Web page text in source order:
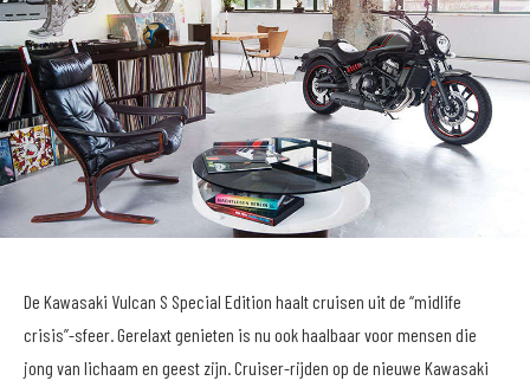
De Kawasaki Vulcan S Special Edition haalt cruisen uit de “midlife
crisis”-sfeer. Gerelaxt genieten is nu ook haalbaar voor mensen die
jong van lichaam en geest zijn. Cruiser-rijden op de nieuwe Kawasaki